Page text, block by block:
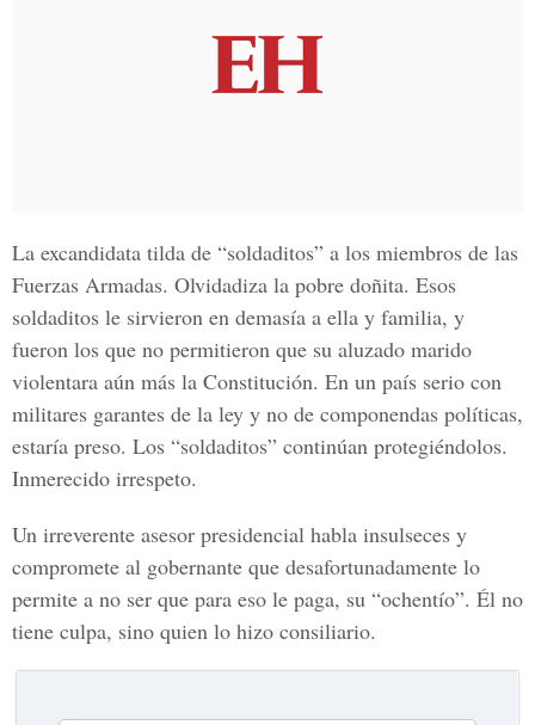
La excandidata tilda de “soldaditos” a los miembros de las
Fuerzas Armadas. Olvidadiza la pobre doñita. Esos
soldaditos le sirvieron en demasía a ella y familia, y
fueron los que no permitieron que su aluzado marido
violentara aún más la Constitución. En un país serio con
militares garantes de la ley y no de componendas políticas,
estaría preso. Los “soldaditos” continúan protegiéndolos.
Inmerecido irrespeto.
Un irreverente asesor presidencial habla insulseces y
compromete al gobernante que desafortunadamente lo
permite a no ser que para eso le paga, su “ochentío”. Él no
tiene culpa, sino quien lo hizo consiliario.